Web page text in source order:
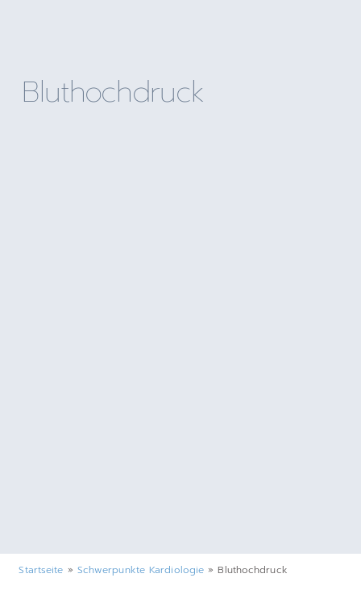
Bluthochdruck
Startseite » Schwerpunkte Kardiologie »Bluthochdruck